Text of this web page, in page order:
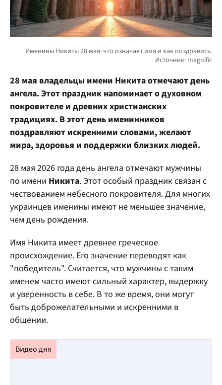
28 мая владельцы имени Никита отмечают день
ангела. Этот праздник напоминает о духовном
покровителе и древних христианских
традициях. В этот день именинников
поздравляют искренними словами, желают
мира, здоровья и поддержки близких людей.
28 мая 2026 года день ангела отмечают мужчины
по имени Никита. Этот особый праздник связан с
чествованием небесного покровителя. Для многих
украинцев именины имеют не меньшее значение,
чем день рождения.
Имя Никита имеет древнее греческое
происхождение. Его значение переводят как
"победитель". Считается, что мужчины с таким
именем часто имеют сильный характер, выдержку
и уверенность в себе. В то же время, они могут
быть доброжелательными и искренними в
общении.